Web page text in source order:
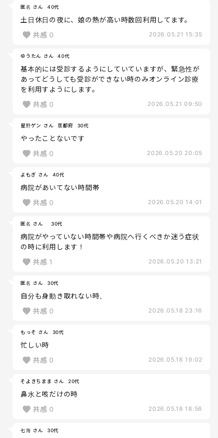
匿名 さん 40代
土日休日の夜に、娘の熱が高い時数回利用してます。
共感 0 2026.05.21 15:35
ゆうたん さん 40代
基本的には受診するようにしていていますが、緊急性が
あってどうしても受診ができない時のみオンライン診療
を利用すようにします。
共感 0 2026.05.21 09:50
星野ゲン さん 京都府 30代
やったことないです
共感 0 2026.05.20 20:05
よもぎ さん 40代
病院があいてない時間帯
共感 0 2026.05.20 14:01
匿名 さん 30代
病院がやっていない時間帯や病院へ行くべきか迷う症状
の時に利用します！
共感 1 2026.05.20 13:21
匿名 さん 30代
自分も身動き取れない時。
共感 0 2026.05.18 23:16
もっそ さん 30代
忙しい時
共感 0 2026.05.18 19:02
そよきちまま さん 20代
鼻水と咳だけの時
共感 0 2026.05.18 18:56
七海 さん 30代